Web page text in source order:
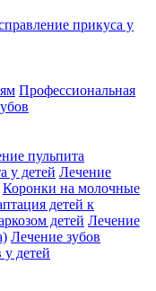
прикуса у
Профессиональная
пульпита
у детей Лечение
Коронки на молочные
детей к
детей Лечение
Лечение зубов
у детей